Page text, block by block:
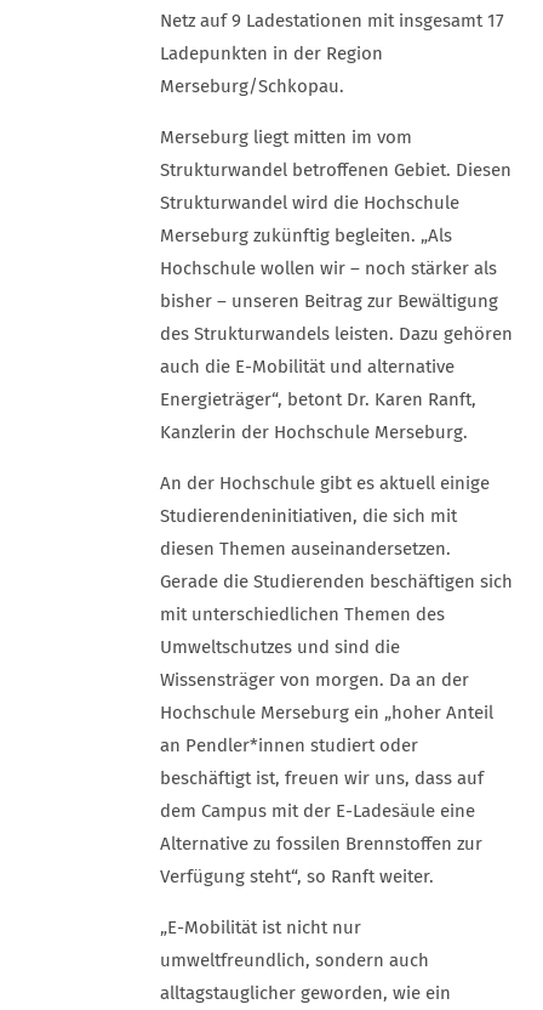
Netz auf 9 Ladestationen mit insgesamt 17
Ladepunkten in der Region
Merseburg/Schkopau.
Merseburg liegt mitten im vom
Strukturwandel betroffenen Gebiet. Diesen
Strukturwandel wird die Hochschule
Merseburg zukünftig begleiten. „Als
Hochschule wollen wir – noch stärker als
bisher – unseren Beitrag zur Bewältigung
des Strukturwandels leisten. Dazu gehören
auch die E-Mobilität und alternative
Energieträger“, betont Dr. Karen Ranft,
Kanzlerin der Hochschule Merseburg.
An der Hochschule gibt es aktuell einige
Studierendeninitiativen, die sich mit
diesen Themen auseinandersetzen.
Gerade die Studierenden beschäftigen sich
mit unterschiedlichen Themen des
Umweltschutzes und sind die
Wissensträger von morgen. Da an der
Hochschule Merseburg ein „hoher Anteil
an Pendler*innen studiert oder
beschäftigt ist, freuen wir uns, dass auf
dem Campus mit der E-Ladesäule eine
Alternative zu fossilen Brennstoffen zur
Verfügung steht“, so Ranft weiter.
„E-Mobilität ist nicht nur
umweltfreundlich, sondern auch
alltagstauglicher geworden, wie ein